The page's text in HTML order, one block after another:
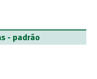
- padrão